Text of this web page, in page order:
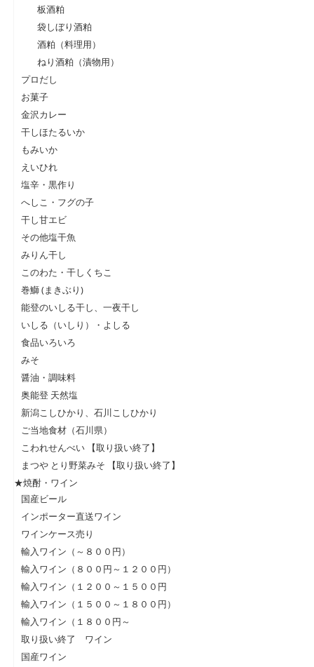
板酒粕
袋しぼり酒粕
酒粕（料理用）
ねり酒粕（漬物用）
プロだし
お菓子
金沢カレー
干しほたるいか
もみいか
えいひれ
塩辛・黒作り
へしこ・フグの子
干し甘エビ
その他塩干魚
みりん干し
このわた・干しくちこ
巻鰤 (まきぶり)
能登のいしる干し、一夜干し
いしる（いしり）・よしる
食品いろいろ
みそ
醤油・調味料
奥能登 天然塩
新潟こしひかり、石川こしひかり
ご当地食材（石川県）
こわれせんべい 【取り扱い終了】
まつや とり野菜みそ 【取り扱い終了】
★焼酎・ワイン
国産ビール
インポーター直送ワイン
ワインケース売り
輸入ワイン（～８００円）
輸入ワイン（８００円～１２００円）
輸入ワイン（１２００～１５００円
輸入ワイン（１５００～１８００円）
輸入ワイン（１８００円～
取り扱い終了 ワイン
国産ワイン